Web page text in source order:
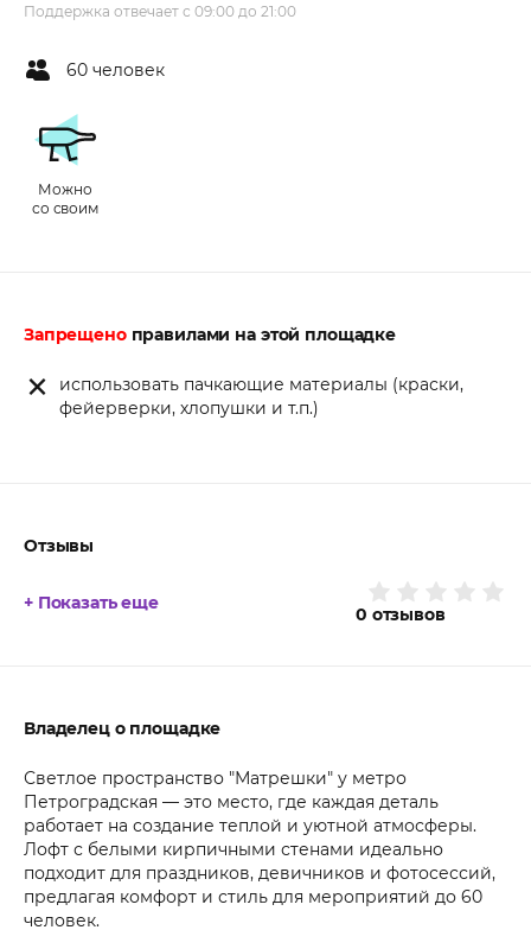
Поддержка отвечает с 09:00 до 21:00
60 человек
Можно
со своим
Запрещеноправилами на этой площадке
использовать пачкающие материалы (краски,
фейерверки, хлопушки и т.п.)
Отзывы
0 отзывов
+ Показать еще
Владелец о площадке
Светлое пространство "Матрешки" у метро
Петроградская — это место, где каждая деталь
работает на создание теплой и уютной атмосферы.
Лофт с белыми кирпичными стенами идеально
подходит для праздников, девичников и фотосессий,
предлагая комфорт и стиль для мероприятий до 60
человек.